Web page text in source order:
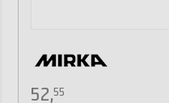
52,55